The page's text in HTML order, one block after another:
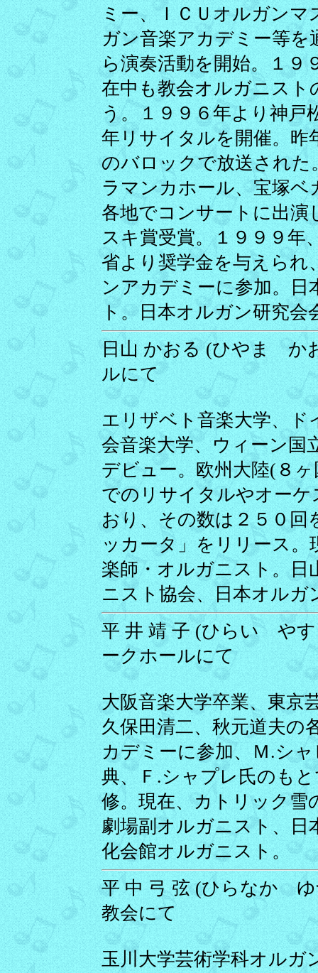
ミー、ＩＣＵオルガン
ガン音楽アカデミー等を
ら演奏活動を開始。１９
在中も教会オルガニスト
う。１９９６年より神戸
年リサイタルを開催。昨
のバロックで放送された
ラマンカホール、宝塚
各地でコンサートに出演
スキ賞受賞。１９９９年
省より奨学金を与えら
ンアカデミーに参加。日
ト。日本オルガン研究会
日山 かおる (ひやま か
ルにて
エリザベト音楽大学、ド
会音楽大学、ウィーン国
デビュー。欧州大陸(８
でのリサイタルやオー
おり、その数は２５０回
ッカータ」をリリース。
楽師・オルガニスト。日
ニスト協会、日本オルガ
平 井 靖 子 (ひらい や
ークホールにて
大阪音楽大学卒業、東京
久保田清二、秋元道夫の
カデミーに参加、Ｍ.シ
典、Ｆ.シャプレ氏のも
修。現在、カトリック雪
劇場副オルガニスト、日
化会館オルガニスト。
平 中 弓 弦 (ひらなか
教会にて
玉川大学芸術学科オルガ